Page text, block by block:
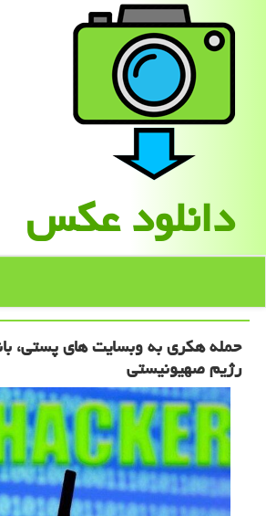
دانلود عكس
حمله هکری به وبسایت های پستی،
رژیم صهیونیستی